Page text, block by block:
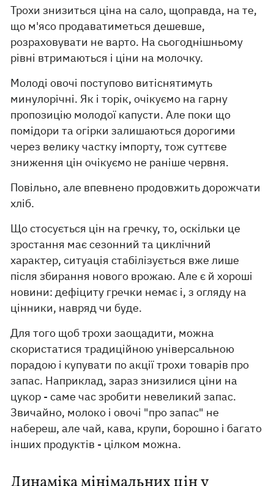
Трохи знизиться ціна на сало, щоправда, на те,
що м'ясо продаватиметься дешевше,
розраховувати не варто. На сьогоднішньому
рівні втримаються і ціни на молочку.
Молоді овочі поступово витіснятимуть
минулорічні. Як і торік, очікуємо на гарну
пропозицію молодої капусти. Але поки що
помідори та огірки залишаються дорогими
через велику частку імпорту, тож суттєве
зниження цін очікуємо не раніше червня.
Повільно, але впевнено продовжить дорожчати
хліб.
Що стосується цін на гречку, то, оскільки це
зростання має сезонний та циклічний
характер, ситуація стабілізується вже лише
після збирання нового врожаю. Але є й хороші
новини: дефіциту гречки немає і, з огляду на
цінники, навряд чи буде.
Для того щоб трохи заощадити, можна
скористатися традиційною універсальною
порадою і купувати по акції трохи товарів про
запас. Наприклад, зараз знизилися ціни на
цукор - саме час зробити невеликий запас.
Звичайно, молоко і овочі "про запас" не
набереш, але чай, кава, крупи, борошно і багато
інших продуктів - цілком можна.